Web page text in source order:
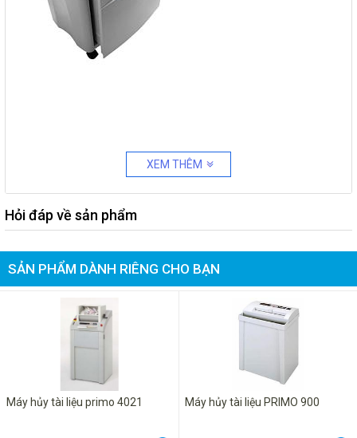
XEM THÊM
Hỏi đáp về sản phẩm
SẢN PHẨM DÀNH RIÊNG CHO BẠN
Máy hủy tài liệu primo 4021 Máy hủy tài liệu PRIMO 900